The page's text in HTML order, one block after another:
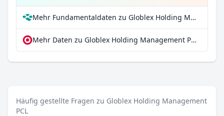
Mehr Fundamentaldaten zu Globlex Holding Management PCL bei Parqet
Mehr Daten zu Globlex Holding Management PCL bei extraETF
Häufig gestellte Fragen zu Globlex Holding Management
PCL